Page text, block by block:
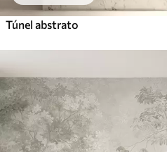
Túnel abstrato